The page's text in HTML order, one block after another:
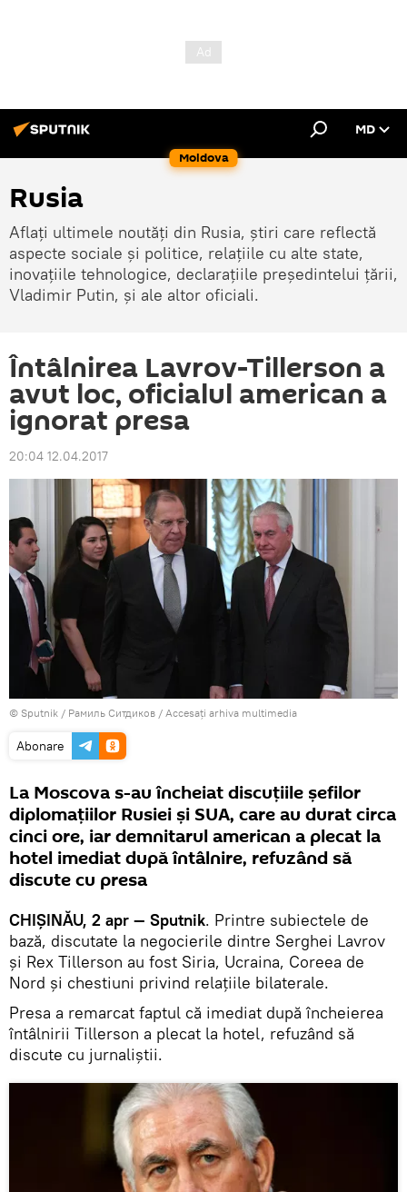
Moldova
MD
Rusia
Aflați ultimele noutăți din Rusia, știri care reflectă
aspecte sociale și politice, relațiile cu alte state,
inovațiile tehnologice, declarațiile președintelui țării,
Vladimir Putin, și ale altor oficiali.
Întâlnirea Lavrov-Tillerson a
avut loc, oficialul american a
ignorat presa
20:04 12.04.2017
© Sputnik / Рамиль Ситдиков / Accesați arhiva multimedia
Abonare
La Moscova s-au încheiat discuțiile șefilor
diplomațiilor Rusiei și SUA, care au durat circa
cinci ore, iar demnitarul american a plecat la
hotel imediat după întâlnire, refuzând să
discute cu presa
CHIȘINĂU, 2 apr — Sputnik. Printre subiectele de
bază, discutate la negocierile dintre Serghei Lavrov
și Rex Tillerson au fost Siria, Ucraina, Coreea de
Nord și chestiuni privind relațiile bilaterale.
Presa a remarcat faptul că imediat după încheierea
întâlnirii Tillerson a plecat la hotel, refuzând să
discute cu jurnaliștii.